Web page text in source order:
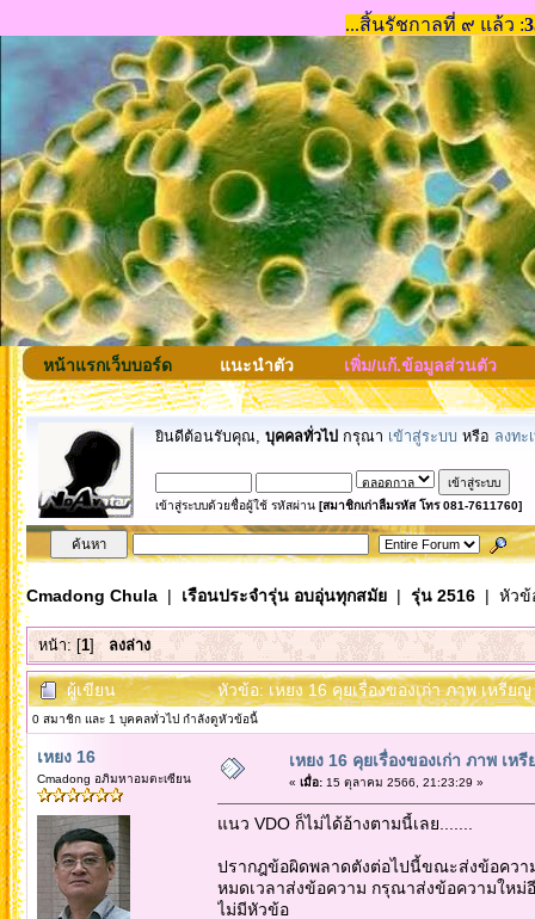
หน้าแรกเว็บบอร์ด แนะนำตัว เพิ่ม/แก้.ข้อมูลส่วนตัว
ยินดีต้อนรับคุณ, บุคคลทั่วไป กรุณา เข้าสู่ระบบ หรือ ลงทะ
เข้าสู่ระบบด้วยชื่อผู้ใช้ รหัสผ่าน [สมาชิกเก่าลืมรหัส โทร 081-7611760]
Cmadong Chula| เรือนประจำรุ่น อบอุ่นทุกสมัย| รุ่น 2516| หัวข้
หน้า: [1] ลงล่าง
ผู้เขียน หัวข้อ: เหยง 16 คุยเรื่องของเก่า ภาพ เหรี
0 สมาชิก และ 1 บุคคลทั่วไป กำลังดูหัวข้อนี้
เหยง 16
Cmadong อภิมหาอมตะเซียน
เหยง 16 คุยเรื่องของเก่า ภาพ เห
« เมื่อ:15 ตุลาคม 2566, 21:23:29 »
แนว VDO ก็ไม่ได้อ้างตามนี้เลย.......
ปรากฎข้อผิดพลาดตังต่อไปนี้ขณะส่งข้อควา
หมดเวลาส่งข้อความ กรุณาส่งข้อความใหม่
ไม่มีหัวข้อ